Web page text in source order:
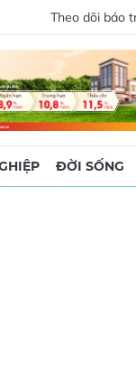
Theo dõi báo
ĐỜI SỐNG